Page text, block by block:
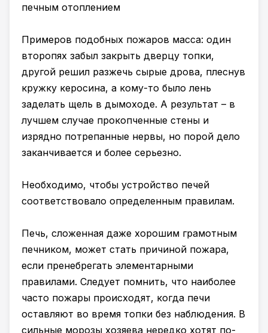
печным отоплением
Примеров подобных пожаров масса: один
второпях забыл закрыть дверцу топки,
другой решил разжечь сырые дрова, плеснув
кружку керосина, а кому-то было лень
заделать щель в дымоходе. А результат – в
лучшем случае прокопченные стены и
изрядно потрепанные нервы, но порой дело
заканчивается и более серьезно.
Необходимо, чтобы устройство печей
соответствовало определенным правилам.
Печь, сложенная даже хорошим грамотным
печником, может стать причиной пожара,
если пренебрегать элементарными
правилами. Следует помнить, что наиболее
часто пожары происходят, когда печи
оставляют во время топки без наблюдения. В
сильные морозы хозяева нередко хотят по­